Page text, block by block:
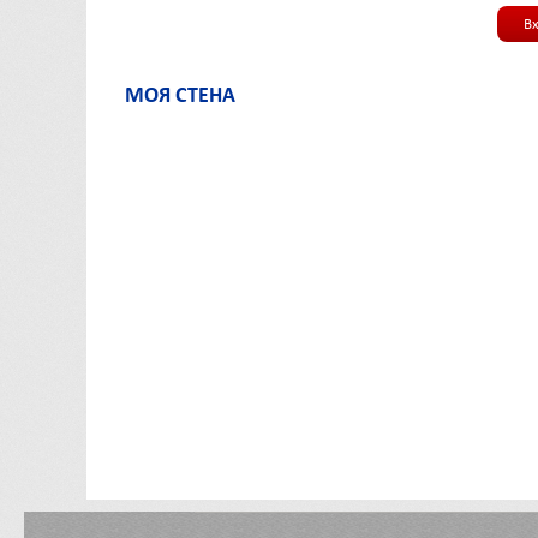
МОЯ СТЕНА